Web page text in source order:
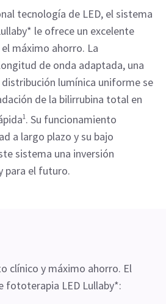
tecnología de LED, el sistema
le ofrece un excelente
máximo ahorro. La
de onda adaptada, una
lumínica uniforme se
de la bilirrubina total en
1. Su funcionamiento
a largo plazo y su bajo
sistema una inversión
para el futuro.
clínico y máximo ahorro. El
fototerapia LED Lullaby*: